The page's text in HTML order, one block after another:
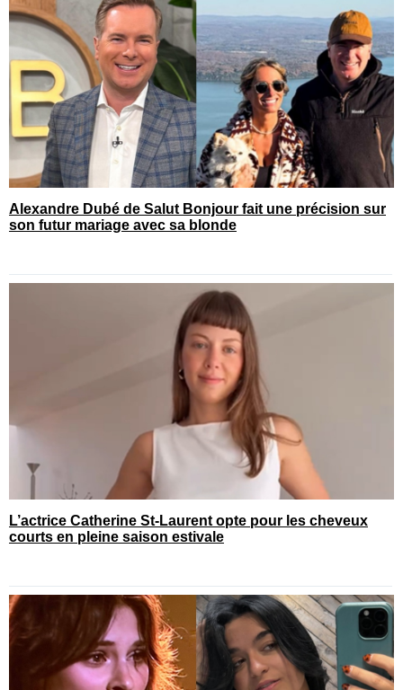
Alexandre Dubé de Salut Bonjour fait une précision sur
son futur mariage avec sa blonde
L’actrice Catherine St-Laurent opte pour les cheveux
courts en pleine saison estivale